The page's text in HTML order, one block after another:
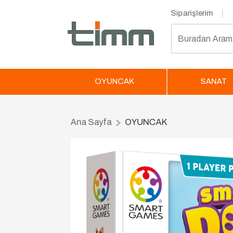
Siparişlerim
OYUNCAK SANAT
Ana Sayfa OYUNCAK